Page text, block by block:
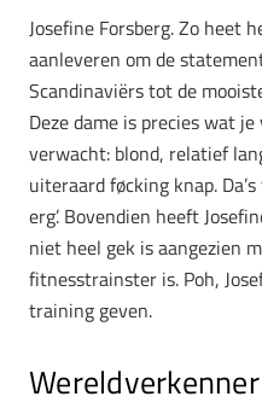
Josefine Forsberg. Zo heet
aanleveren om de
Scandinaviërs tot de
Deze dame is precies wat
verwacht: blond, relatief
uiteraard føcking knap.
erg’. Bovendien heeft
niet heel gek is aangezien
fitnesstrainster is. Poh,
training geven.